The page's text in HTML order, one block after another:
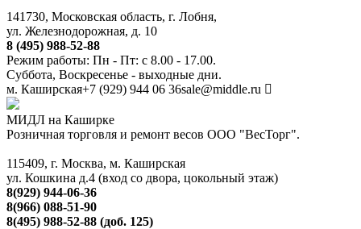
141730, Московская область, г. Лобня,
ул. Железнодорожная, д. 10
8 (495) 988-52-88
Режим работы: Пн - Пт: с 8.00 - 17.00.
Суббота, Воскресенье - выходные дни.
м. Каширская+7 (929) 944 06 36sale@middle.ru
МИДЛ на Каширке
Розничная торговля и ремонт весов ООО "ВесТорг".
115409, г. Москва, м. Каширская
ул. Кошкина д.4 (вход со двора, цокольный этаж)
8(929) 944-06-36
8(966) 088-51-90
8(495) 988-52-88 (доб. 125)